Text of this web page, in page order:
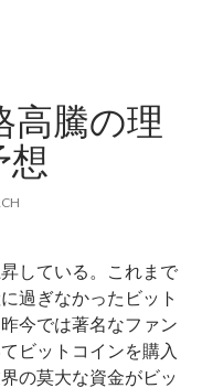
高騰の理
想
している。これまで
過ぎなかったビット
今では著名なファン
ビットコインを購入
の莫大な資金がビッ